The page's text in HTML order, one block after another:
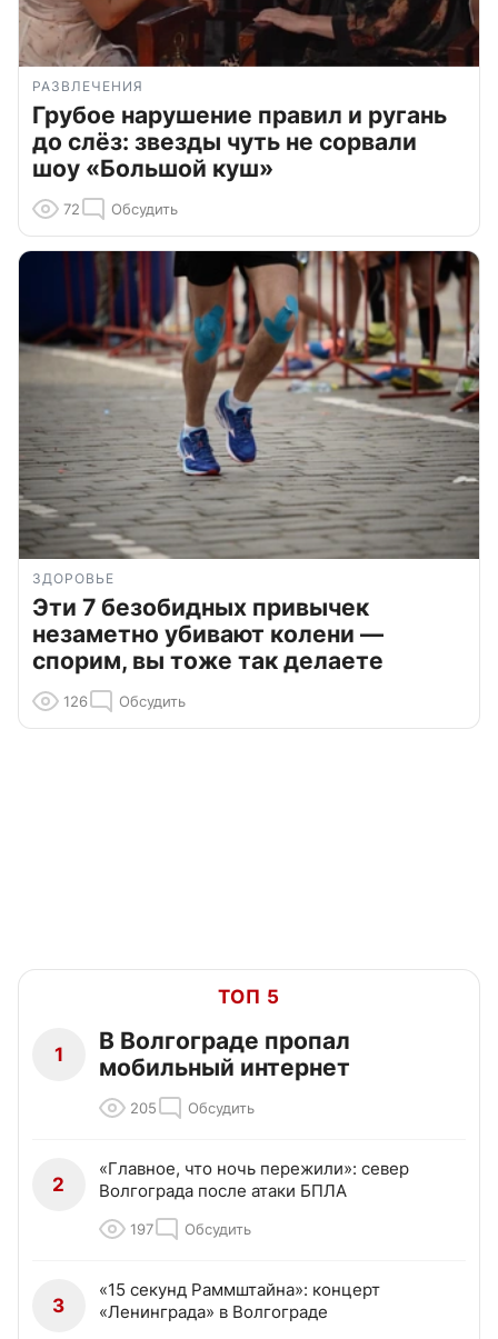
РАЗВЛЕЧЕНИЯ
Грубое нарушение правил и ругань
до слёз: звезды чуть не сорвали
шоу «Большой куш»
72 Обсудить
ЗДОРОВЬЕ
Эти 7 безобидных привычек
незаметно убивают колени —
спорим, вы тоже так делаете
126 Обсудить
ТОП 5
1
В Волгограде пропал
мобильный интернет
205 Обсудить
2
«Главное, что ночь пережили»: север
Волгограда после атаки БПЛА
197 Обсудить
3
«15 секунд Раммштайна»: концерт
«Ленинграда» в Волгограде